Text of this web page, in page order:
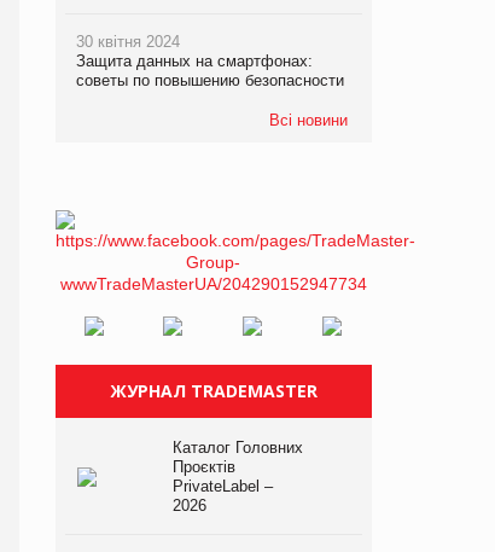
30 квітня 2024
Защита данных на смартфонах:
советы по повышению безопасности
Всі новини
ЖУРНАЛ TRADEMASTER
Каталог Головних
Проєктів
PrivateLabel –
2026